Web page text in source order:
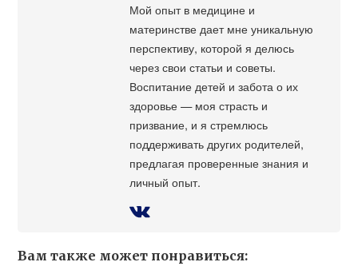
Мой опыт в медицине и
материнстве дает мне уникальную
перспективу, которой я делюсь
через свои статьи и советы.
Воспитание детей и забота о их
здоровье — моя страсть и
призвание, и я стремлюсь
поддерживать других родителей,
предлагая проверенные знания и
личный опыт.
Вам также может понравиться: